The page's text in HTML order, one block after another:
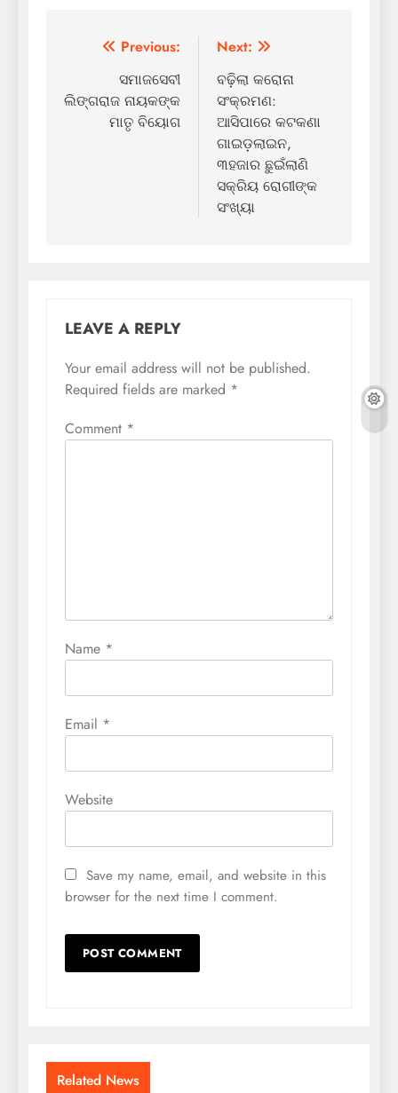
Post
navigation
Previous:
ସମାଜସେବୀ
ଲିଙ୍ଗରାଜ ନାୟକଙ୍କ
ମାତୃ ବିୟୋଗ
Next:
ବଢ଼ିଲା କରୋନା
ସଂକ୍ରମଣ:
ଆସିପାରେ କଟକଣା
ଗାଇଡ଼ଲାଇନ,
୩ହଜାର ଛୁଇଁଲାଣି
ସକ୍ରିୟ ରୋଗୀଙ୍କ
ସଂଖ୍ୟା
LEAVE A REPLY
Your email address will not be published.
Required fields are marked *
Comment *
Name *
Email *
Website
Save my name, email, and website in this
browser for the next time I comment.
Related News